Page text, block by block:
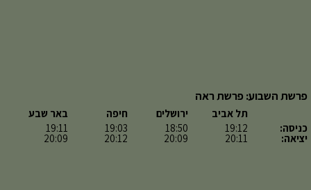
פרשת השבוע: פרשת ראה
כניסה:
יציאה:
תל אביב
19:12
20:11
ירושלים
18:50
20:09
חיפה
19:03
20:12
באר שבע
19:11
20:09